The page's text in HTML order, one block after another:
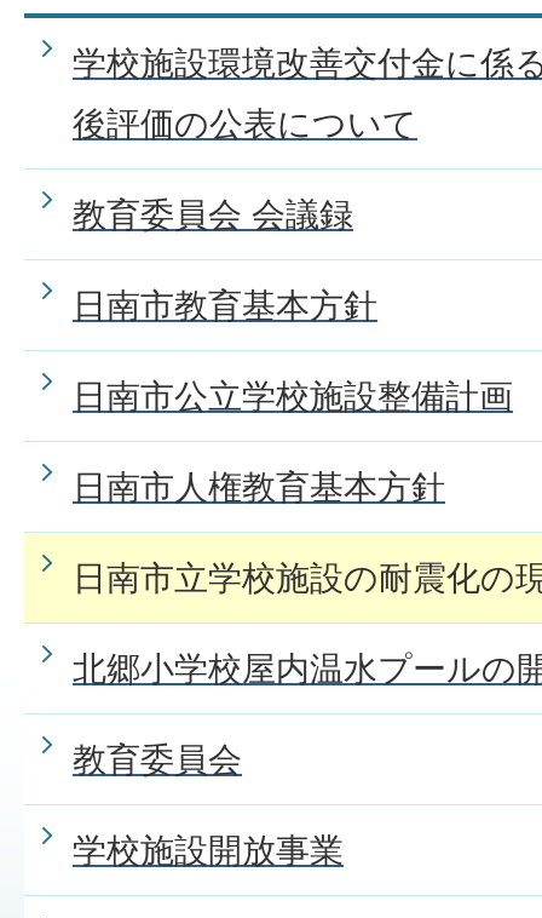
学校施設環境改善交付金に係
後評価の公表について
教育委員会 会議録
日南市教育基本方針
日南市公立学校施設整備計画
日南市人権教育基本方針
日南市立学校施設の耐震化の
北郷小学校屋内温水プールの
教育委員会
学校施設開放事業